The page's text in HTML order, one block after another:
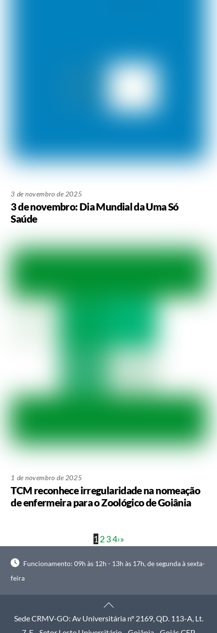
3 de novembro de 2025
3 de novembro: Dia Mundial da Uma Só
Saúde
1 de novembro de 2025
TCM reconhece irregularidade na nomeação
de enfermeira para o Zoológico de Goiânia
1 2 34›»
Funcionamento: 09h às 12h - 13h às 17h, de segunda à sexta-
feira
Back
To
Sede CRMV-GO: Av Universitária nº 2169, QD. 113-A, Lt.